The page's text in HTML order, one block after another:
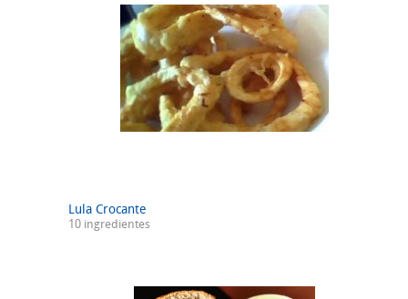
Lula Crocante
10 ingredientes